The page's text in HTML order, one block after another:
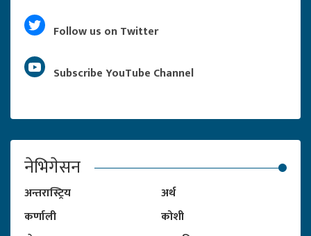
Follow us on Twitter
Subscribe YouTube Channel
नेभिगेसन
अन्तरास्ट्रिय
अर्थ
कर्णाली
कोशी